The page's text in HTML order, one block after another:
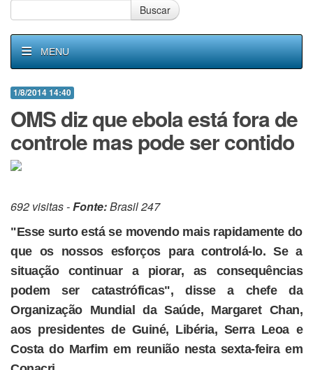
Buscar
MENU
1/8/2014 14:40
OMS diz que ebola está fora de
controle mas pode ser contido
692 visitas -Fonte:Brasil 247
"Esse surto está se movendo mais rapidamente do
que os nossos esforços para controlá-lo. Se a
situação continuar a piorar, as consequências
podem ser catastróficas", disse a chefe da
Organização Mundial da Saúde, Margaret Chan,
aos presidentes de Guiné, Libéria, Serra Leoa e
Costa do Marfim em reunião nesta sexta-feira em